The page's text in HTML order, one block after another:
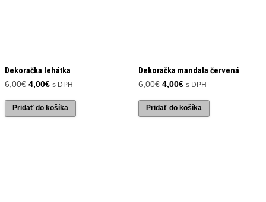
Dekoračka lehátka
6,00€ Pôvodná
bola:
6,00€.
4,00€Aktuálna
je:
4,00€.
s DPH
Pridať do košíka
Dekoračka mandala červená
6,00€ Pôvodná
bola:
6,00€.
4,00€Aktuálna
je:
4,00€.
s DPH
Pridať do košíka